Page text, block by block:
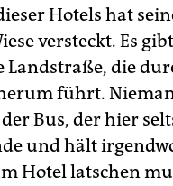
Hotels hat
versteckt. Es
Landstraße, die
führt.
Bus, der hier
und hält
Hotel latschen